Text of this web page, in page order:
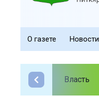
О газете Новости
Власть